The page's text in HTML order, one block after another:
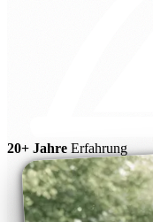
20+ Jahre Erfahrung